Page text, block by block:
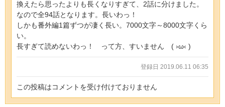
換えたら思ったよりも長くなりすぎて、2話に分けました。
なので全94話となります。長いわっ！
しかも番外編1篇ずつが凄く長い。7000文字～8000文字くら
い。
長すぎて読めないわっ！ って方、すいません ( ›ω‹ )
登録日 2019.06.11 06:35
この投稿はコメントを受け付けておりません